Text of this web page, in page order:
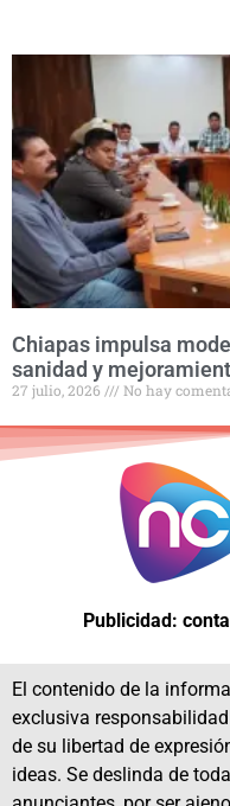
Chiapas impulsa
sanidad y
27 julio, 2026 No hay
Publicidad:
El contenido de la
exclusiva
de su libertad de
ideas. Se deslinda de